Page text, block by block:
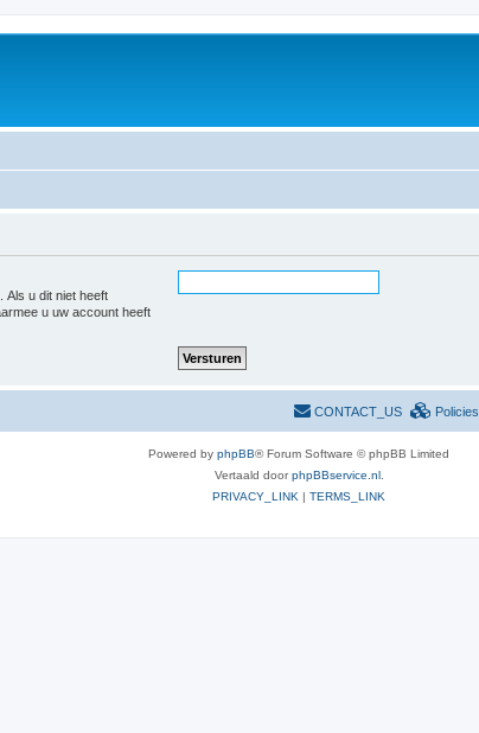
Als u dit niet heeft
u uw account heeft
Policies
CONTACT_US
Powered by phpBB® Forum Software © phpBB Limited
Vertaald doorphpBBservice.nl.
PRIVACY_LINK | TERMS_LINK